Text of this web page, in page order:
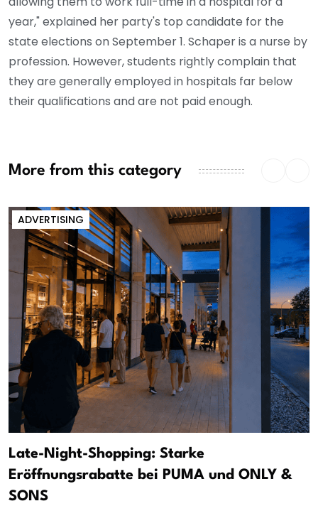
year," explained her party's top candidate for the
state elections on September 1. Schaper is a nurse by
profession. However, students rightly complain that
they are generally employed in hospitals far below
their qualifications and are not paid enough.
More from this category
ADVERTISING
Late-Night-Shopping: Starke
Eröffnungsrabatte bei PUMA und ONLY &
SONS